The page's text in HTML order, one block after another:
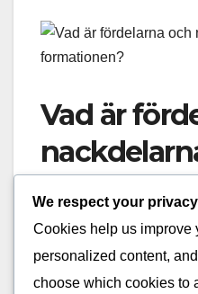
Vad är
4-
2-4-4-formationen
närvaro men kommer
sårbarheter och
We respect your privacy
Cookies help us improve
personalized content,
choose which cookies to